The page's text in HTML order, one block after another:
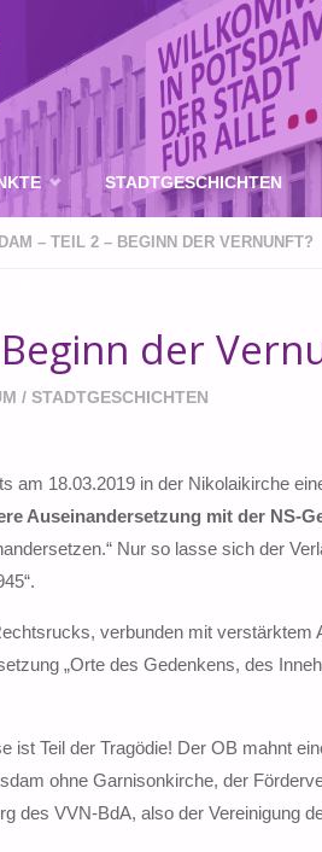
STADTGESCHICHTEN
– TEIL 2 – BEGINN DER VERNUNFT?
der
/ STADTGESCHICHTEN
am 18.03.2019 in der Nikolaikirche
Auseinandersetzung mit der NS-
Nur so lasse sich der
verbunden mit verstärktem
„Orte des Gedenkens, des
Teil der Tragödie! Der OB mahnt
ohne Garnisonkirche, der
des VVN-BdA, also der Vereinigung